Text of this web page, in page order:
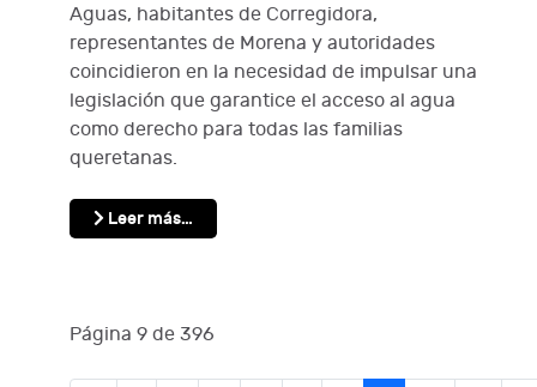
Aguas, habitantes de Corregidora,
representantes de Morena y autoridades
coincidieron en la necesidad de impulsar una
legislación que garantice el acceso al agua
como derecho para todas las familias
queretanas.
Leer más…
Página 9 de 396